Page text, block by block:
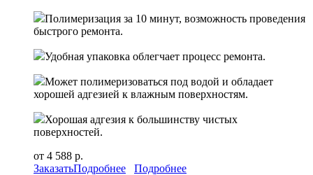
Полимеризация за 10 минут, возможность проведения
быстрого ремонта.
Удобная упаковка облегчает процесс ремонта.
Может полимеризоваться под водой и обладает
хорошей адгезией к влажным поверхностям.
Хорошая адгезия к большинству чистых
поверхностей.
от 4 588 р.
ЗаказатьПодробнее
Подробнее